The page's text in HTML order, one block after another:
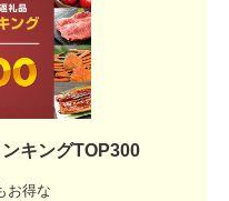
キングTOP300
お得な